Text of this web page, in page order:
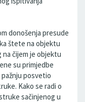
donošenja presude
štete na objektu
čijem je objektu
su primjedbe
posvetio
Kako se radi o
sačinjenog u